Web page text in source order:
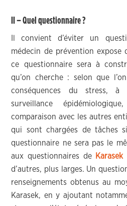
II – Quel questionnaire ?
Il convient d’éviter un
médecin de prévention expose
ce questionnaire sera à
qu’on cherche : selon que
conséquences du stress,
surveillance
comparaison avec les autres
qui sont chargées de tâches
questionnaire ne sera pas le
aux questionnaires de
Karasek
d’autres, plus larges. Un
renseignements obtenus au
Karasek, en y ajoutant